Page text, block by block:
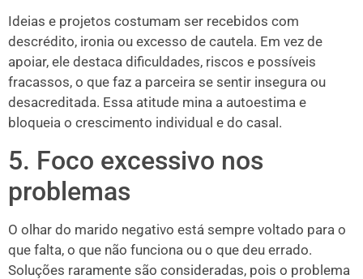
Ideias e projetos costumam ser recebidos com
descrédito, ironia ou excesso de cautela. Em vez de
apoiar, ele destaca dificuldades, riscos e possíveis
fracassos, o que faz a parceira se sentir insegura ou
desacreditada. Essa atitude mina a autoestima e
bloqueia o crescimento individual e do casal.
5. Foco excessivo nos
problemas
O olhar do marido negativo está sempre voltado para o
que falta, o que não funciona ou o que deu errado.
Soluções raramente são consideradas, pois o problema